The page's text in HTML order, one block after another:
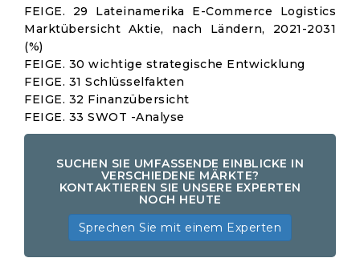
FEIGE. 29 Lateinamerika E-Commerce Logistics
Marktübersicht Aktie, nach Ländern, 2021-2031
(%)
FEIGE. 30 wichtige strategische Entwicklung
FEIGE. 31 Schlüsselfakten
FEIGE. 32 Finanzübersicht
FEIGE. 33 SWOT -Analyse
SUCHEN SIE UMFASSENDE EINBLICKE IN
VERSCHIEDENE MÄRKTE?
KONTAKTIEREN SIE UNSERE EXPERTEN
NOCH HEUTE
Sprechen Sie mit einem Experten